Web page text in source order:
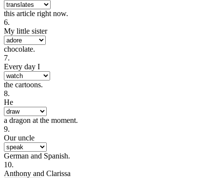
this article right now.
6.
My little sister
chocolate.
7.
Every day I
the cartoons.
8.
He
a dragon at the moment.
9.
Our uncle
German and Spanish.
10.
Anthony and Clarissa